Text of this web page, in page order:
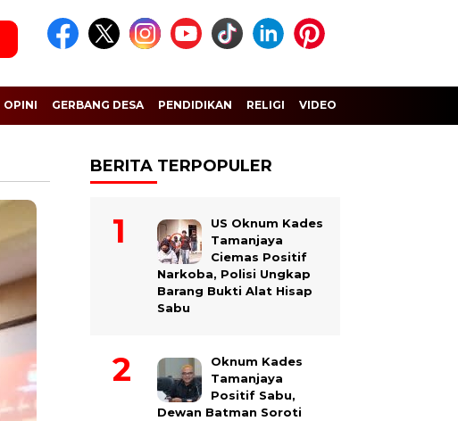
OPINI GERBANG DESA PENDIDIKAN RELIGI VIDEO
BERITA TERPOPULER
US Oknum Kades
Tamanjaya
Ciemas Positif
Narkoba, Polisi Ungkap
Barang Bukti Alat Hisap
Sabu
Oknum Kades
Tamanjaya
Positif Sabu,
Dewan Batman Soroti